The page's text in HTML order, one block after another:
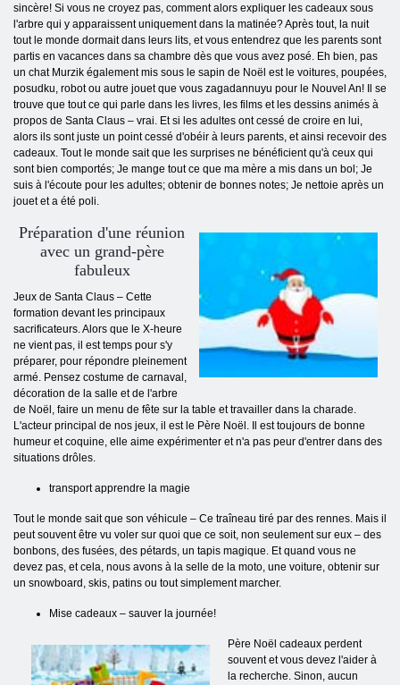
sincère! Si vous ne croyez pas, comment alors expliquer les cadeaux sous
l'arbre qui y apparaissent uniquement dans la matinée? Après tout, la nuit
tout le monde dormait dans leurs lits, et vous entendrez que les parents sont
partis en vacances dans sa chambre dès que vous avez posé. Eh bien, pas
un chat Murzik également mis sous le sapin de Noël est le voitures, poupées,
posudku, robot ou autre jouet que vous zagadannuyu pour le Nouvel An! Il se
trouve que tout ce qui parle dans les livres, les films et les dessins animés à
propos de Santa Claus – vrai. Et si les adultes ont cessé de croire en lui,
alors ils sont juste un point cessé d'obéir à leurs parents, et ainsi recevoir des
cadeaux. Tout le monde sait que les surprises ne bénéficient qu'à ceux qui
sont bien comportés; Je mange tout ce que ma mère a mis dans un bol; Je
suis à l'écoute pour les adultes; obtenir de bonnes notes; Je nettoie après un
jouet et a été poli.
Préparation d'une réunion
avec un grand-père
fabuleux
Jeux de Santa Claus – Cette
formation devant les principaux
sacrificateurs. Alors que le X-heure
ne vient pas, il est temps pour s'y
préparer, pour répondre pleinement
armé. Pensez costume de carnaval,
décoration de la salle et de l'arbre
de Noël, faire un menu de fête sur la table et travailler dans la charade.
L'acteur principal de nos jeux, il est le Père Noël. Il est toujours de bonne
humeur et coquine, elle aime expérimenter et n'a pas peur d'entrer dans des
situations drôles.
transport apprendre la magie
Tout le monde sait que son véhicule – Ce traîneau tiré par des rennes. Mais il
peut souvent être vu voler sur quoi que ce soit, non seulement sur eux – des
bonbons, des fusées, des pétards, un tapis magique. Et quand vous ne
devez pas, et cela, nous avons à la selle de la moto, une voiture, obtenir sur
un snowboard, skis, patins ou tout simplement marcher.
Mise cadeaux – sauver la journée!
Père Noël cadeaux perdent
souvent et vous devez l'aider à
la recherche. Sinon, aucun